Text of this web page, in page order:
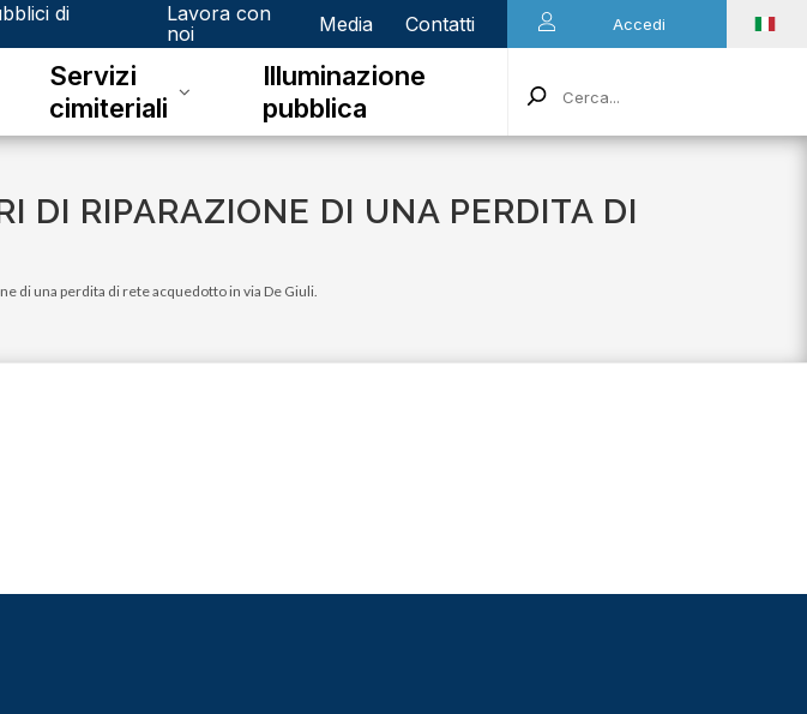
di
Lavora con
noi
Media Contatti Accedi
Servizi
cimiteriali
Illuminazione
pubblica
DI RIPARAZIONE DI UNA PERDITA DI
di una perdita di rete acquedotto in via De Giuli.